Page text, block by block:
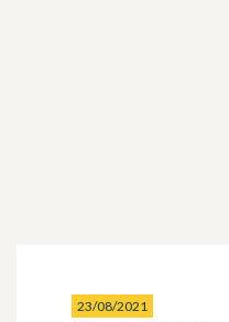
23/08/2021